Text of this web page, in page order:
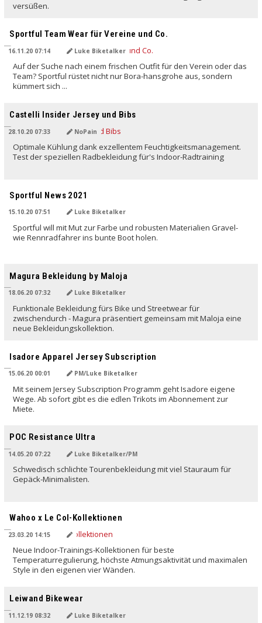
versüßen.
Sportful Team Wear für Vereine und Co.
16.11.20 07:14 Luke Biketalker
Auf der Suche nach einem frischen Outfit für den Verein oder das
Team? Sportful rüstet nicht nur Bora-hansgrohe aus, sondern
kümmert sich ...
Castelli Insider Jersey und Bibs
28.10.20 07:33 NoPain
Optimale Kühlung dank exzellentem Feuchtigkeitsmanagement.
Test der speziellen Radbekleidung für's Indoor-Radtraining
Sportful News 2021
15.10.20 07:51 Luke Biketalker
Sportful will mit Mut zur Farbe und robusten Materialien Gravel-
wie Rennradfahrer ins bunte Boot holen.
Magura Bekleidung by Maloja
18.06.20 07:32 Luke Biketalker
Funktionale Bekleidung fürs Bike und Streetwear für
zwischendurch - Magura präsentiert gemeinsam mit Maloja eine
neue Bekleidungskollektion.
Isadore Apparel Jersey Subscription
15.06.20 00:01 PM/Luke Biketalker
Mit seinem Jersey Subscription Programm geht Isadore eigene
Wege. Ab sofort gibt es die edlen Trikots im Abonnement zur
Miete.
POC Resistance Ultra
14.05.20 07:22 Luke Biketalker/PM
Schwedisch schlichte Tourenbekleidung mit viel Stauraum für
Gepäck-Minimalisten.
Wahoo x Le Col-Kollektionen
23.03.20 14:15
Neue Indoor-Trainings-Kollektionen für beste
Temperaturregulierung, höchste Atmungsaktivität und maximalen
Style in den eigenen vier Wänden.
Leiwand Bikewear
11.12.19 08:32 Luke Biketalker